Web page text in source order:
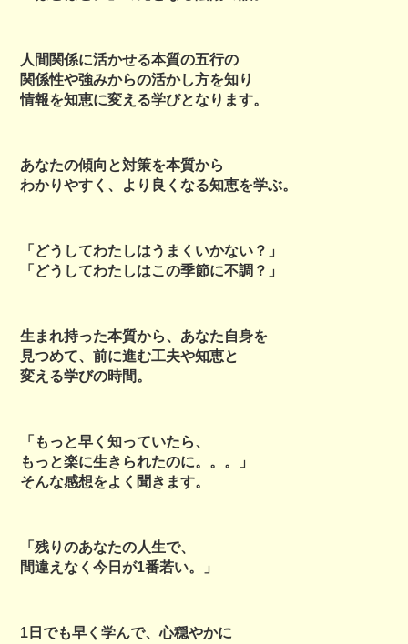
人間関係に活かせる本質の五行の
関係性や強みからの活かし方を知り
情報を知恵に変える学びとなります。
あなたの傾向と対策を本質から
わかりやすく、より良くなる知恵を学ぶ。
「どうしてわたしはうまくいかない？」
「どうしてわたしはこの季節に不調？」
生まれ持った本質から、あなた自身を
見つめて、前に進む工夫や知恵と
変える学びの時間。
「もっと早く知っていたら、
もっと楽に生きられたのに。。。」
そんな感想をよく聞きます。
「残りのあなたの人生で、
間違えなく今日が1番若い。」
1日でも早く学んで、心穏やかに